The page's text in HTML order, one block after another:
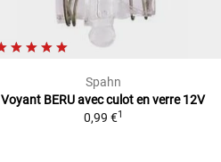
Spahn
Voyant BERU avec culot en verre 12V
0,99 €1